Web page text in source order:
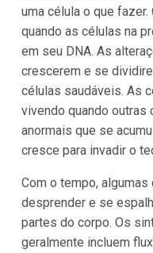
uma célula o que
quando as células na
em seu DNA. As
crescerem e se
células saudáveis. As
vivendo quando outras
anormais que se
cresce para invadir o
Com o tempo,
desprender e se
partes do corpo. Os
geralmente incluem